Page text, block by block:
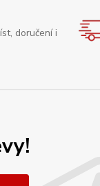
doručení i